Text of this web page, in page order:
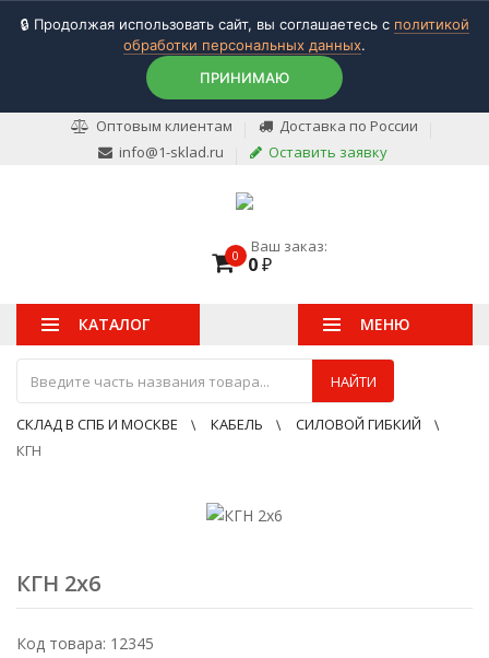
🔒 Продолжая использовать сайт, вы соглашаетесь с политикой
обработки персональных данных.
ПРИНИМАЮ
Оптовым клиентам
Доставка по России
info@1-sklad.ru
Оставить заявку
0 Ваш заказ:
0₽
КАТАЛОГ
НАЙТИ
МЕНЮ
СКЛАД В СПБ И МОСКВЕ КАБЕЛЬ
СИЛОВОЙ ГИБКИЙ
КГН
КГН 2х6
Код товара: 12345